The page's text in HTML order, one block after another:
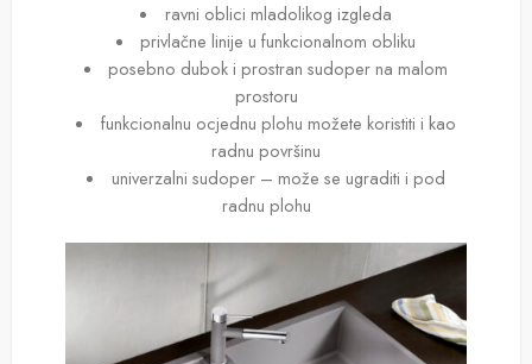
ravni oblici mladolikog izgleda
privlačne linije u funkcionalnom obliku
posebno dubok i prostran sudoper na malom
prostoru
funkcionalnu ocjednu plohu možete koristiti i kao
radnu površinu
univerzalni sudoper – može se ugraditi i pod
radnu plohu